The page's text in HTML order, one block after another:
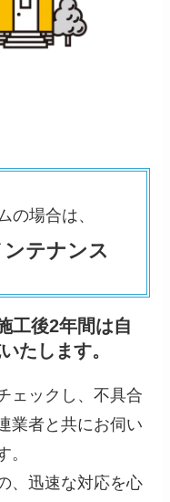
の場合は、
テナンス
工後2年間は自
たします。
ェックし、不具合
業者と共にお伺い
。
、迅速な対応を心